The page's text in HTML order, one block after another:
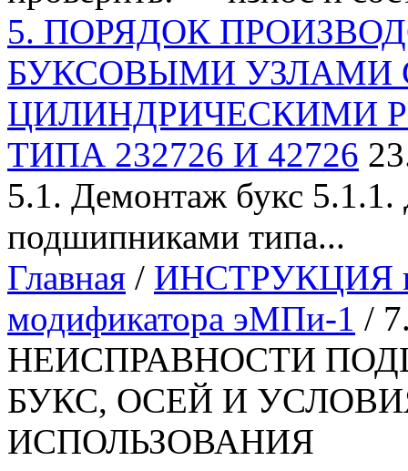
5. ПОРЯДОК
БУКСОВЫМИ УЗЛАМИ
ЦИЛИНДРИЧЕСКИМИ
ТИПА 232726 И 42726
5.1. Демонтаж букс
подшипниками типа...
Главная / ИНСТРУКЦИЯ
модификатора эМПи-1 /
НЕИСПРАВНОСТИ
БУКС, ОСЕЙ И
ИСПОЛЬЗОВАНИЯ